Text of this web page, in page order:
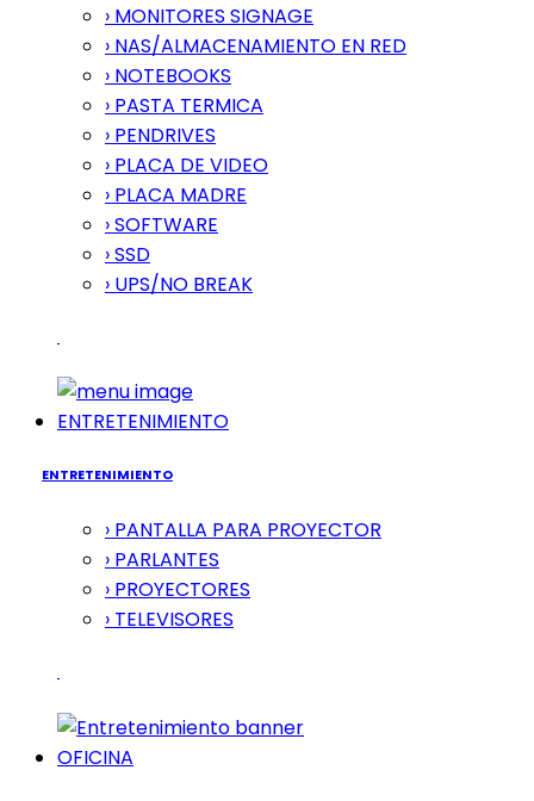
› MONITORES SIGNAGE
› NAS/ALMACENAMIENTO EN RED
› NOTEBOOKS
› PASTA TERMICA
› PENDRIVES
› PLACA DE VIDEO
› PLACA MADRE
› SOFTWARE
› SSD
› UPS/NO BREAK
ENTRETENIMIENTO
ENTRETENIMIENTO
› PANTALLA PARA PROYECTOR
› PARLANTES
› PROYECTORES
› TELEVISORES
OFICINA